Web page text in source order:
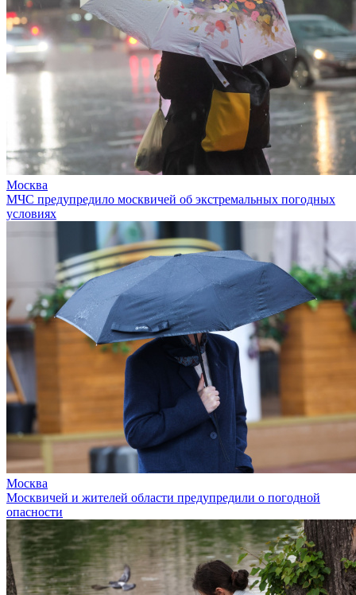
Москва
МЧС предупредило москвичей об экстремальных погодных
условиях
Москва
Москвичей и жителей области предупредили о погодной
опасности